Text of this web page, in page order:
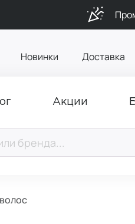
Новинки Доставка
Акции